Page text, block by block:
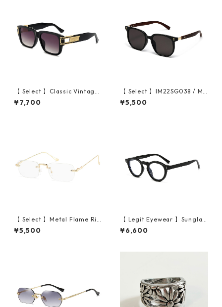
【 Select 】Classic Vintage
Square Large Flame Sungla
sses (Black/Fade Grey)
¥7,700
【 Select 】IM22SG038 / Me
tal Artificial Wood Vintage
Sunglasses (Black / Smoke )
¥5,500
【 Select 】Metal Flame Ri
mless Squarer Sunglasses #
1 (Gold/Clear)
¥5,500
【 Legit Eyewear 】Sunglas
ses Goichijō (Black/Clear)
¥6,600